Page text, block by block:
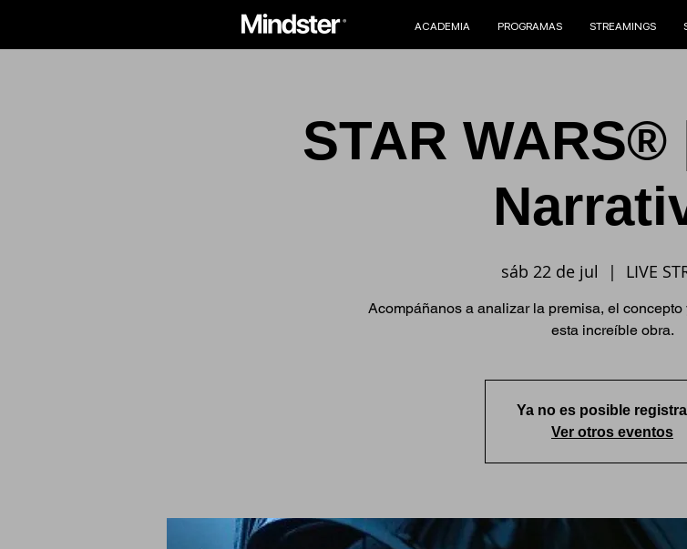
ACADEMIA PROGRAMAS STREAMINGS
STAR
sáb 22 de jul
  |
LIVE
Acompáñanos a analizar la premisa, el
esta increíble obra.
Ya no es posible
Ver otros eventos